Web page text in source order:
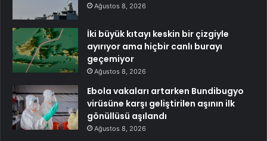
Ağustos 8, 2026
İki büyük kıtayı keskin bir çizgiyle
ayırıyor ama hiçbir canlı burayı
geçemiyor
Ağustos 8, 2026
Ebola vakaları artarken Bundibugyo
virüsüne karşı geliştirilen aşının ilk
gönüllüsü aşılandı
Ağustos 8, 2026